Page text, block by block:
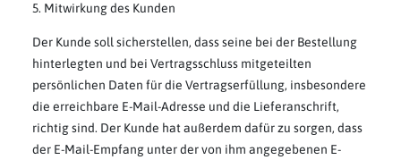
5. Mitwirkung des Kunden
Der Kunde soll sicherstellen, dass seine bei der Bestellung
hinterlegten und bei Vertragsschluss mitgeteilten
persönlichen Daten für die Vertragserfüllung, insbesondere
die erreichbare E-Mail-Adresse und die Lieferanschrift,
richtig sind. Der Kunde hat außerdem dafür zu sorgen, dass
der E-Mail-Empfang unter der von ihm angegebenen E-